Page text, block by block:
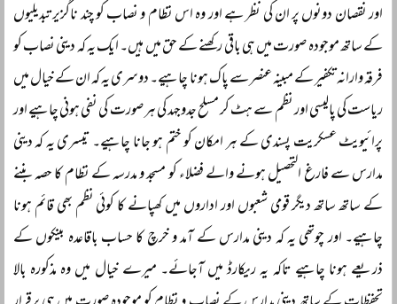
اور نقصان دونوں پر ان کی نظر ہے اور وہ اس نظام و نصاب کو چند ناگزیر تبدیلیوں
کے ساتھ موجودہ صورت میں ہی باقی رکھنے کے حق میں ہیں۔ ایک یہ کہ دینی نصاب کو
فرقہ وارانہ تکفیر کے مبینہ عنصر سے پاک ہونا چاہیے۔ دوسری یہ کہ ان کے خیال میں
ریاست کی پالیسی اور نظم سے ہٹ کر مسلح جدوجہد کی ہر صورت کی نفی ہونی چاہیے اور
پرائیویٹ عسکریت پسندی کے ہر امکان کو ختم ہو جانا چاہیے۔ تیسری یہ کہ دینی
مدارس سے فارغ التحصیل ہونے والے فضلاء کو مسجد و مدرسہ کے نظام کا حصہ بننے
کے ساتھ ساتھ دیگر قومی شعبوں اور اداروں میں کھپانے کا کوئی نظم بھی قائم ہونا
چاہیے۔ اور چوتھی یہ کہ دینی مدارس کے آمد و خرچ کا حساب باقاعدہ بینکوں کے
ذریعے ہونا چاہیے تاکہ یہ ریکارڈ میں آجائے۔ میرے خیال میں وہ مذکورہ بالا